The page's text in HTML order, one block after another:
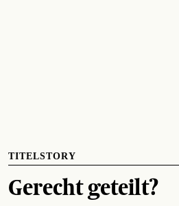
TITELSTORY
Gerecht geteilt?